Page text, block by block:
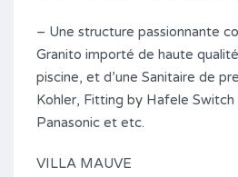
– Une structure passionnante
Granito importé de haute
piscine, et d’une Sanitaire de
Kohler, Fitting by Hafele Switch
Panasonic et etc.
VILLA MAUVE